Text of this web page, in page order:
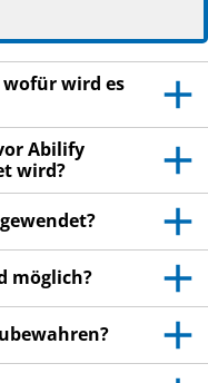
Vielleicht
lesen.
wenden Sie sich an
wenden Sie
die
sind. Siehe
wird es
Abilify
wird?
möglich?